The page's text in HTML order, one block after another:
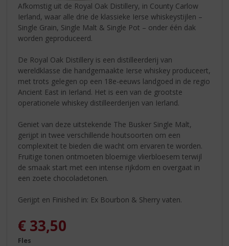
Afkomstig uit de Royal Oak Distillery, in County Carlow
Ierland, waar alle drie de klassieke Ierse whiskeystijlen –
Single Grain, Single Malt & Single Pot – onder één dak
worden geproduceerd.
De Royal Oak Distillery is een distilleerderij van
wereldklasse die handgemaakte Ierse whiskey produceert,
met trots gelegen op een 18e-eeuws landgoed in de regio
Ancient East in Ierland. Het is een van de grootste
operationele whiskey distilleerderijen van Ierland.
Geniet van deze uitstekende The Busker Single Malt,
gerijpt in twee verschillende houtsoorten om een
complexiteit te bieden die wacht om ervaren te worden.
Fruitige tonen ontmoeten bloemige vlierbloesem terwijl
de smaak start met een intense rijkdom en overgaat in
een zoete chocoladetonen.
Gerijpt en Finished in: Ex Bourbon & Sherry vaten.
€ 33,50
Fles